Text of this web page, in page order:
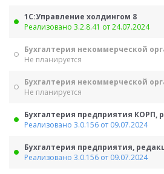
1С:Управление холдингом 8
Реализовано 3.2.8.41 от 24.07.2024
Бухгалтерия некоммерческой
Не планируется
Бухгалтерия некоммерческой
Не планируется
Бухгалтерия предприятия КОРП,
Реализовано 3.0.156 от 09.07.2024
Бухгалтерия предприятия,
Реализовано 3.0.156 от 09.07.2024